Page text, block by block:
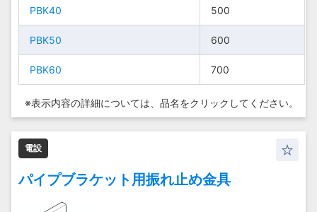
PBK40
PBK50
PBK60
PBK40 500
PBK50 600
PBK60 700
PBK40
PBK50
PBK60
PBK40 500
PBK50 600
PBK60 700
※表示内容の詳細については、 品名をクリックしてください。
電設
パイプブラケット用振れ止め金具